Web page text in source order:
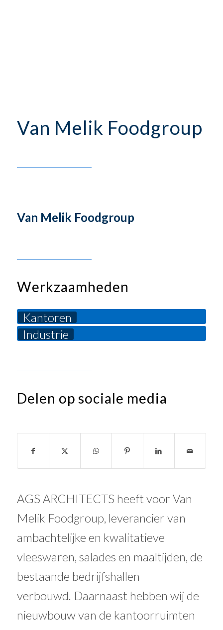
Van Melik Foodgroup
Van Melik Foodgroup
Werkzaamheden
Kantoren
Industrie
Delen op sociale media
AGS ARCHITECTS heeft voor Van
Melik Foodgroup, leverancier van
ambachtelijke en kwalitatieve
vleeswaren, salades en maaltijden, de
bestaande bedrijfshallen
verbouwd. Daarnaast hebben wij de
nieuwbouw van de kantoorruimten